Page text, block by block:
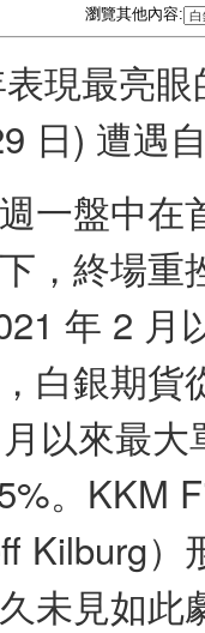
瀏覽其他內容:
現最亮
日) 遭遇
一盤中在
，終場重
年 2 月
白銀期貨
以來最
。KKM
Kilburg
未見如此